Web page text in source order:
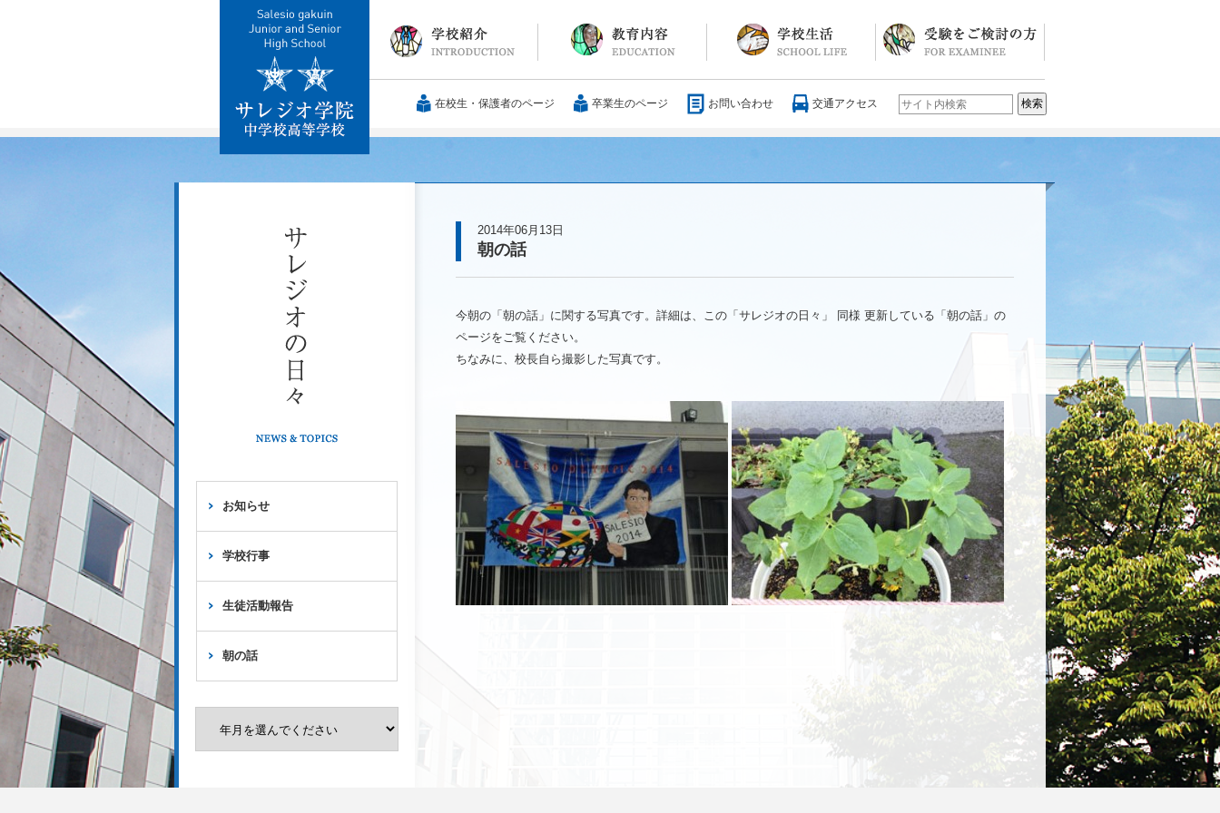
校長メッセージ
教育方針・沿革
施設紹介
交通アクセス 25歳の男づくり
カリキュラム
教科
国際交流
大学合格実績 行事・イベント
部活動
ボランティア
サレジアンエピソード
サレジオの日々(ブログ) 学校説明会・イベント一覧
入試要項・入試結果
Q&A
お問い合わせ
学校案内パンフレット
在校生・保護者のページ 卒業生のページ お問い合わせ 交通アクセス
お知らせ
学校行事
生徒活動報告
朝の話
2014年06月13日
朝の話
今朝の「朝の話」に関する写真です。詳細は、この「サレジオの日々」 同様 更新している「朝の話」の
ページをご覧ください。
ちなみに、校長自ら撮影した写真です。